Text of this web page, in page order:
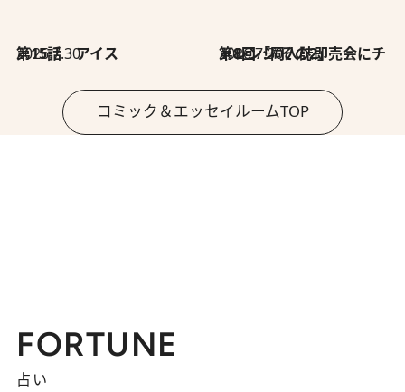
2026.7.30
第15話 アイス 2026.7.30
第8回「同人誌即売会にチャレンジ その2」
コミック＆エッセイルームTOP
FORTUNE
占い